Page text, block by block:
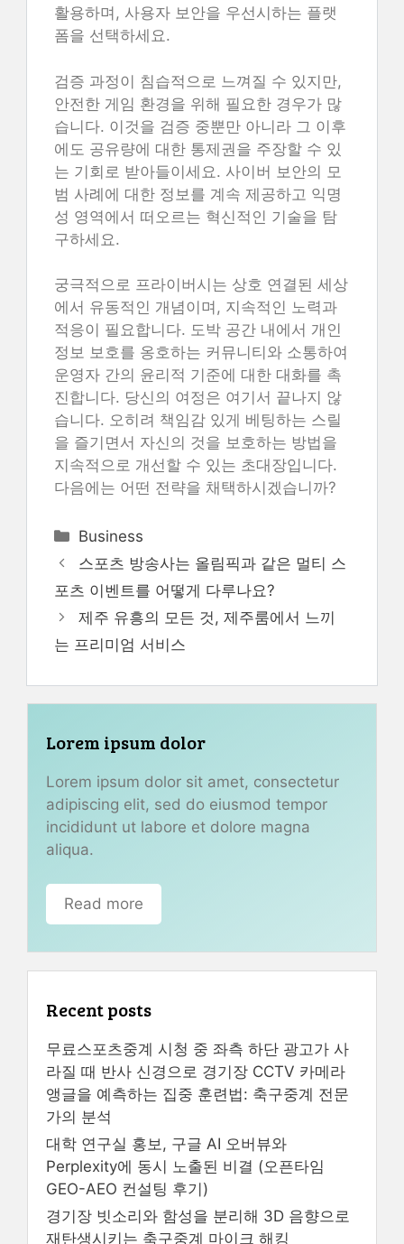
활용하며, 사용자 보안을 우선시하는 플랫
폼을 선택하세요.
검증 과정이 침습적으로 느껴질 수 있지만,
안전한 게임 환경을 위해 필요한 경우가 많
습니다. 이것을 검증 중뿐만 아니라 그 이후
에도 공유량에 대한 통제권을 주장할 수 있
는 기회로 받아들이세요. 사이버 보안의 모
범 사례에 대한 정보를 계속 제공하고 익명
성 영역에서 떠오르는 혁신적인 기술을 탐
구하세요.
궁극적으로 프라이버시는 상호 연결된 세상
에서 유동적인 개념이며, 지속적인 노력과
적응이 필요합니다. 도박 공간 내에서 개인
정보 보호를 옹호하는 커뮤니티와 소통하여
운영자 간의 윤리적 기준에 대한 대화를 촉
진합니다. 당신의 여정은 여기서 끝나지 않
습니다. 오히려 책임감 있게 베팅하는 스릴
을 즐기면서 자신의 것을 보호하는 방법을
지속적으로 개선할 수 있는 초대장입니다.
다음에는 어떤 전략을 채택하시겠습니까?
Categories
Business
스포츠 방송사는 올림픽과 같은 멀티 스
포츠 이벤트를 어떻게 다루나요?
제주 유흥의 모든 것, 제주룸에서 느끼
는 프리미엄 서비스
Lorem ipsum dolor
Lorem ipsum dolor sit amet, consectetur
adipiscing elit, sed do eiusmod tempor
incididunt ut labore et dolore magna
aliqua.
Read more
Recent posts
무료스포츠중계 시청 중 좌측 하단 광고가 사
라질 때 반사 신경으로 경기장 CCTV 카메라
앵글을 예측하는 집중 훈련법: 축구중계 전문
가의 분석
대학 연구실 홍보, 구글 AI 오버뷰와
Perplexity에 동시 노출된 비결 (오픈타임
GEO-AEO 컨설팅 후기)
경기장 빗소리와 함성을 분리해 3D 음향으로
재탄생시키는 축구중계 마이크 해킹